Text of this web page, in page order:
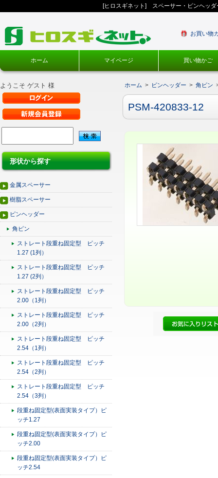
[ヒロスギネット] スペーサー・ピンヘッ
お買い物
ホーム マイページ 買い物かご
ようこそ ゲスト 様
形状から探す
金属スペーサー
樹脂スペーサー
ピンヘッダー
角ピン
ストレート段重ね固定型 ピッチ
1.27 (1列）
ストレート段重ね固定型 ピッチ
1.27 (2列）
ストレート段重ね固定型 ピッチ
2.00（1列）
ストレート段重ね固定型 ピッチ
2.00（2列）
ストレート段重ね固定型 ピッチ
2.54（1列）
ストレート段重ね固定型 ピッチ
2.54（2列）
ストレート段重ね固定型 ピッチ
2.54（3列）
段重ね固定型(表面実装タイプ）ピ
ッチ1.27
段重ね固定型(表面実装タイプ）ピ
ッチ2.00
段重ね固定型(表面実装タイプ）ピ
ッチ2.54
ホーム > ピンヘッダー > 角ピン
PSM-420833-12